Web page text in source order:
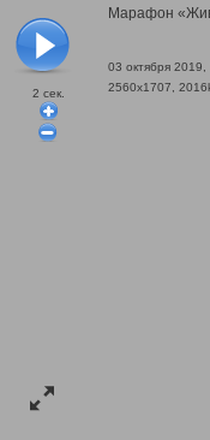
2 сек.
Марафон
03 октября 2019,
2560x1707,